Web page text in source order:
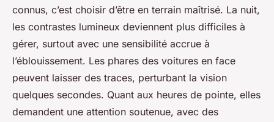
connus, c’est choisir d’être en terrain maîtrisé. La nuit,
les contrastes lumineux deviennent plus difficiles à
gérer, surtout avec une sensibilité accrue à
l’éblouissement. Les phares des voitures en face
peuvent laisser des traces, perturbant la vision
quelques secondes. Quant aux heures de pointe, elles
demandent une attention soutenue, avec des